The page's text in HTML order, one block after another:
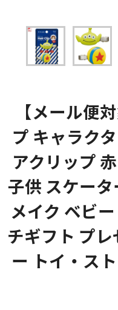
【メール便
プ キャラク
アクリップ
子供 スケー
メイク ベビ
チギフト プ
ー トイ・ス